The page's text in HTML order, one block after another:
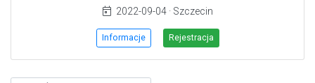
2022-09-04· Szczecin
Informacje Rejestracja